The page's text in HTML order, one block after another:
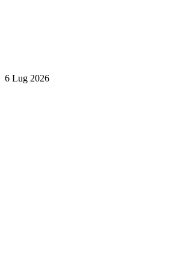
6 Lug 2026